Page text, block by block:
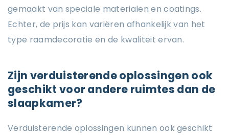
gemaakt van speciale materialen en coatings.
Echter, de prijs kan variëren afhankelijk van het
type raamdecoratie en de kwaliteit ervan.
Zijn verduisterende oplossingen ook
geschikt voor andere ruimtes dan de
slaapkamer?
Verduisterende oplossingen kunnen ook geschikt